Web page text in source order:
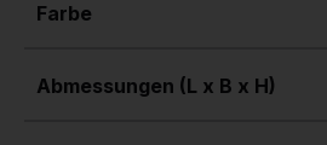
Farbe
Abmessungen (L x B x H)